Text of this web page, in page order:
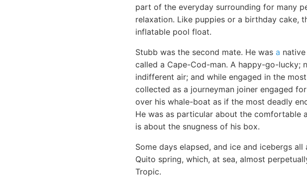
part of the everyday surrounding for many
relaxation. Like puppies or a birthday cake,
inflatable pool float.
Stubb was the second mate. He was a
called a Cape-Cod-man. A happy-go-lucky;
indifferent air; and while engaged in the
collected as a journeyman joiner engaged
over his whale-boat as if the most deadly
He was as particular about the comfortable
is about the snugness of his box.
Some days elapsed, and ice and icebergs
Quito spring, which, at sea, almost
Tropic.